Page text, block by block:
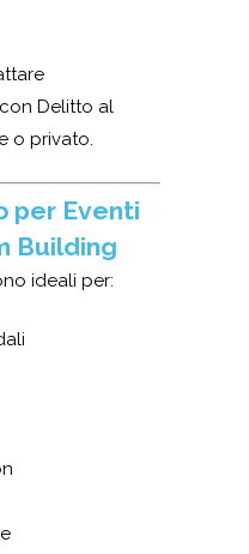
Delitto al
o privato.
per Eventi
Building
ideali per: